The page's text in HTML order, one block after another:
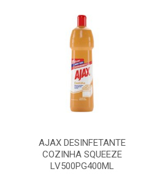
AJAX DESINFETANTE
COZINHA SQUEEZE
LV500PG400ML